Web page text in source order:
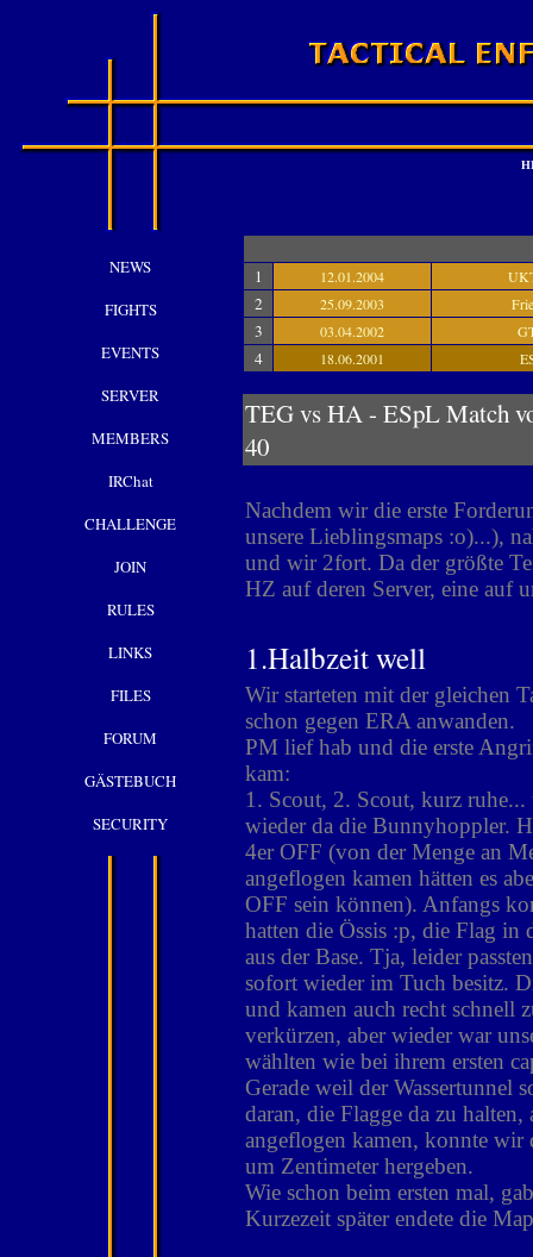
NEWS
FIGHTS
EVENTS
SERVER
MEMBERS
IRChat
CHALLENGE
JOIN
RULES
LINKS
FILES
FORUM
GÄSTEBUCH
SECURITY
1 12.01.2004
2 25.09.2003
3 03.04.2002
4 18.06.2001
TEG vs HA - ESpL
40
Nachdem wir die erste
unsere Lieblingsmaps :o)...),
und wir 2fort. Da der größte
HZ auf deren Server, eine auf
1.Halbzeit well
Wir starteten mit der gleichen
schon gegen ERA anwanden.
PM lief hab und die erste
kam:
1. Scout, 2. Scout, kurz ruhe...
wieder da die Bunnyhoppler.
4er OFF (von der Menge an
angeflogen kamen hätten es
OFF sein können). Anfangs
hatten die Össis :p, die Flag in
aus der Base. Tja, leider
sofort wieder im Tuch besitz.
und kamen auch recht schnell
verkürzen, aber wieder war
wählten wie bei ihrem ersten
Gerade weil der Wassertunnel
daran, die Flagge da zu
angeflogen kamen, konnte wir
um Zentimeter hergeben.
Wie schon beim ersten mal,
Kurzezeit später endete die